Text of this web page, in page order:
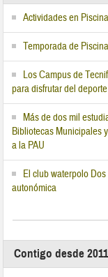
Actividades en
Temporada de
Los Campus de
para disfrutar del
Más de dos mil
Bibliotecas Municipales
a la PAU
El club waterpolo
autonómica
Contigo desde 2011